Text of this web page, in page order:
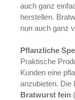
auch ganz
herstellen.
nun auch ganz
Pflanzliche
Praktische
Kunden eine
anzubieten. Die
Bratwurst fein